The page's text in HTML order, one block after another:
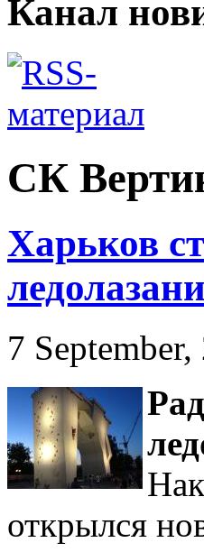
Канал
СК
Харьков
7 September,
открылся